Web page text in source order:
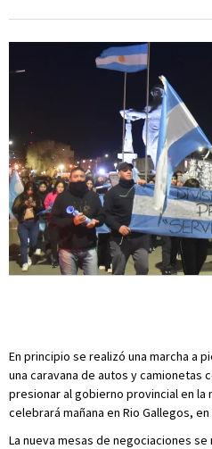
En principio se realizó una marcha a
una caravana de autos y camionetas
presionar al gobierno provincial en la
celebrará mañana en Rio Gallegos,
La nueva mesas de negociaciones se